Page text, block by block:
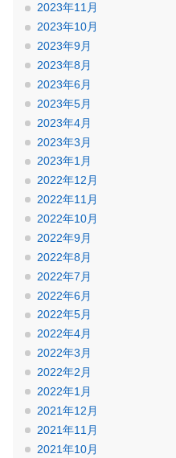
2023年11月
2023年10月
2023年9月
2023年8月
2023年6月
2023年5月
2023年4月
2023年3月
2023年1月
2022年12月
2022年11月
2022年10月
2022年9月
2022年8月
2022年7月
2022年6月
2022年5月
2022年4月
2022年3月
2022年2月
2022年1月
2021年12月
2021年11月
2021年10月